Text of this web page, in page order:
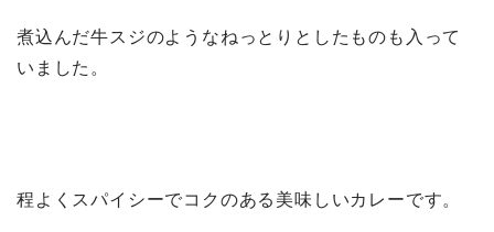
煮込んだ牛スジのようなねっとりとしたものも入って
いました。
程よくスパイシーでコクのある美味しいカレーです。